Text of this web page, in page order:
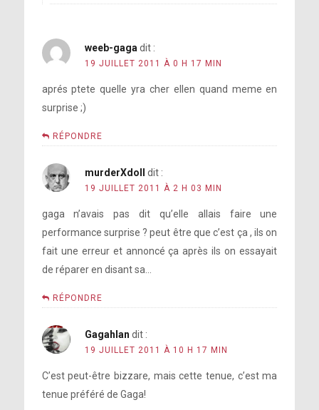
weeb-gaga dit :
19 JUILLET 2011 À 0 H 17 MIN
aprés ptete quelle yra cher ellen quand meme en
surprise ;)
RÉPONDRE
murderXdoll dit :
19 JUILLET 2011 À 2 H 03 MIN
gaga n’avais pas dit qu’elle allais faire une
performance surprise ? peut être que c’est ça , ils on
fait une erreur et annoncé ça après ils on essayait
de réparer en disant sa…
RÉPONDRE
Gagahlan dit :
19 JUILLET 2011 À 10 H 17 MIN
C’est peut-être bizzare, mais cette tenue, c’est ma
tenue préféré de Gaga!